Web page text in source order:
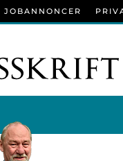
JOBANNONCER